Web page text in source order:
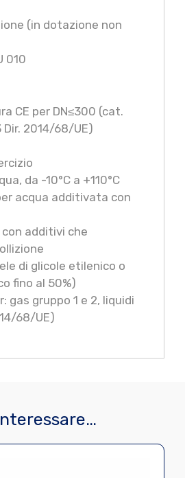
(in dotazione non
010
CE per DN≤300 (cat.
2014/68/UE)
da -10°C a +110°C
acqua additivata con
con additivi che
di glicole etilenico o
fino al 50%)
gas gruppo 1 e 2, liquidi
68/UE)